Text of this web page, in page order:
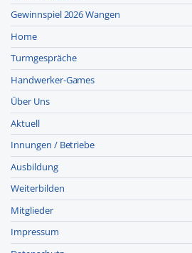
Gewinnspiel 2026 Wangen
Home
Turmgespräche
Handwerker-Games
Über Uns
Aktuell
Innungen / Betriebe
Ausbildung
Weiterbilden
Mitglieder
Impressum